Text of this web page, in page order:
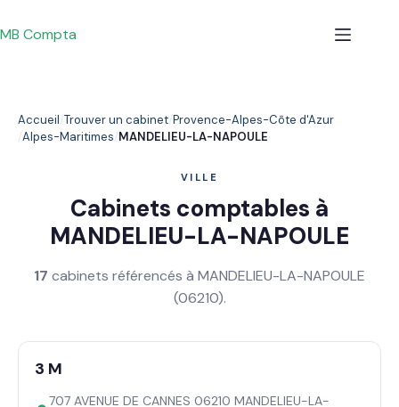
au
contenu
MB Compta
Accueil Trouver un cabinet Provence-Alpes-Côte d'Azur
Alpes-Maritimes MANDELIEU-LA-NAPOULE
VILLE
Cabinets comptables à
MANDELIEU-LA-NAPOULE
17 cabinets référencés à MANDELIEU-LA-NAPOULE
(06210).
3 M
707 AVENUE DE CANNES 06210 MANDELIEU-LA-